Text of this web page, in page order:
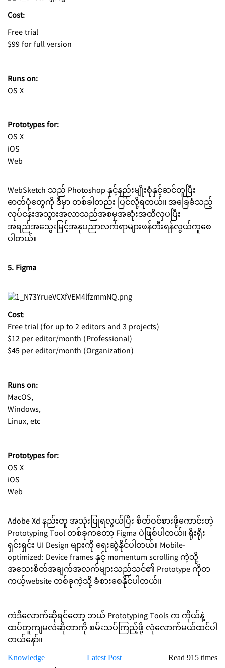
Cost:
Free trial
$99 for full version
Runs on:
OS X
Prototypes for:
OS X
iOS
Web
WebSketch သည် Photoshop နှင့်နည်းမျိုးစုံနှင့်ဆင်တူပြီး
ဓာတ်ပုံတွေကို ဒီမှာ တစ်ခါတည်း ပြင်လို့ရတယ်။ အခြေခံသည့်
လုပ်ငန်းအသွားအလာသည်အစမှအဆုံးအထိလှပပြီး
အရည်အသွေးမြင့်အနုပညာလက်ရာများဖန်တီးရန်လွယ်ကူစေ
ပါတယ်။
5. Figma
Cost:
Free trial (for up to 2 editors and 3 projects)
$12 per editor/month (Professional)
$45 per editor/month (Organization)
Runs on:
MacOS,
Windows,
Linux, etc
Prototypes for:
OS X
iOS
Web
Adobe Xd နည်းတူ အသုံးပြုရလွယ်ပြီး စိတ်ဝင်စားဖို့ကောင်းတဲ့
Prototyping Tool တစ်ခုကတော့ Figma ပဲဖြစ်ပါတယ်။ ရိုးရိုး
ရှင်းရှင်း UI Design များကို ရေးဆွဲနိုင်ပါတယ်။ Mobile-
optimized: Device frames နှင့် momentum scrolling ကဲ့သို့
အသေးစိတ်အချက်အလက်များသည်သင်၏ Prototype ကိုတ
ကယ့်website တစ်ခုကဲ့သို့ ခံစားစေနိုင်ပါတယ်။
ကဲဒီလောက်ဆိုရင်တော့ ဘယ် Prototyping Tools က ကိုယ်နဲ့
ထပ်တူကျမလဲဆိုတာကို စမ်းသပ်ကြည့်ဖို့ လုံလောက်မယ်ထင်ပါ
တယ်နော်။
Knowledge Latest Post Read 915 times